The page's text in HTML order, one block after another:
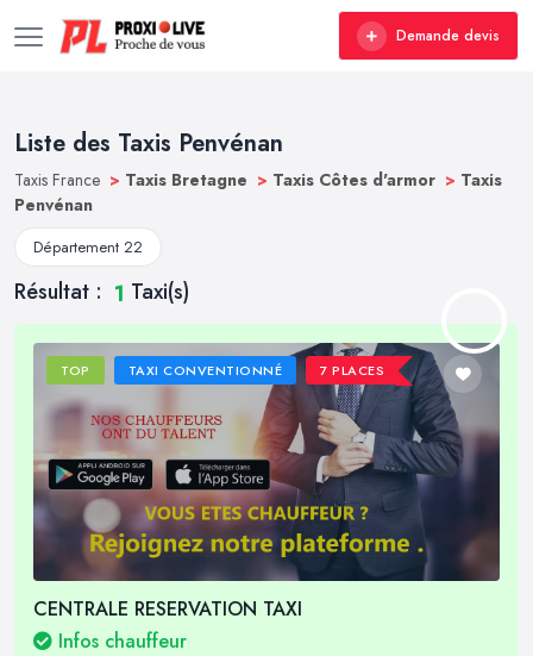
Demande devis
Liste des Taxis Penvénan
Taxis France > Taxis Bretagne > Taxis Côtes d'armor > Taxis
Penvénan
Département 22
Résultat : 1 Taxi(s)
TOP TAXI CONVENTIONNÉ 7 PLACES
CENTRALE RESERVATION TAXI
Infos chauffeur